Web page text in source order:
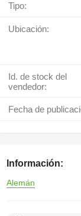
Tipo:
Ubicación:
Id. de stock del
vendedor:
Fecha de
Información:
Alemán